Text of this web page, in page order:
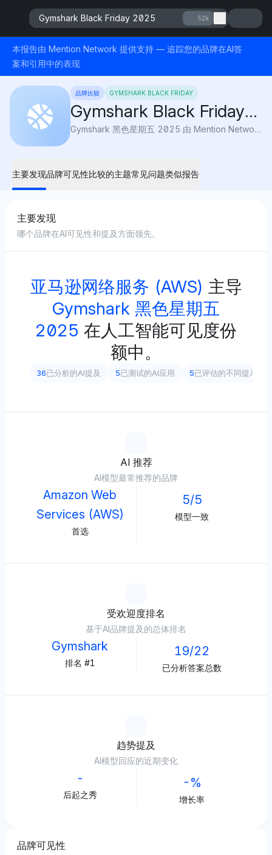
Gymshark Black Friday 2025 52k
本报告由 Mention Network 提供支持 — 追踪您的品牌在AI答
案和引用中的表现
品牌比较 GYMSHARK BLACK FRIDAY
Gymshark Black Friday
2025
Gymshark 黑色星期五 2025 由 Mention Network 提供：AI 可见性突显了紧身裤、上衣和健身装备的顶级优惠，让您以更低的价格升级您的健身衣橱。
主要发现品牌可见性比较的主题常见问题类似报告
主要发现
哪个品牌在AI可见性和提及方面领先。
亚马逊网络服务 (AWS) 主导
Gymshark 黑色星期五
2025 在人工智能可见度份
额中。
36已分析的AI提及 5已测试的AI应用 5已评估的不同提示
AI 推荐
AI模型最常推荐的品牌
Amazon Web
Services (AWS)
首选
5/5
模型一致
受欢迎度排名
基于AI品牌提及的总体排名
Gymshark
排名 #1
19/22
已分析答案总数
趋势提及
AI模型回应的近期变化
-
后起之秀
-%
增长率
品牌可见性